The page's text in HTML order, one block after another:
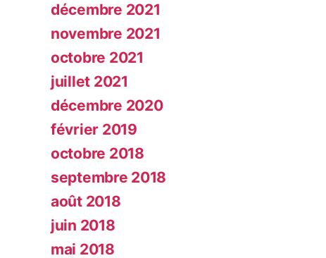
décembre 2021
novembre 2021
octobre 2021
juillet 2021
décembre 2020
février 2019
octobre 2018
septembre 2018
août 2018
juin 2018
mai 2018